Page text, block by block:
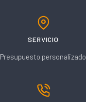
SERVICIO
Presupuesto personalizado